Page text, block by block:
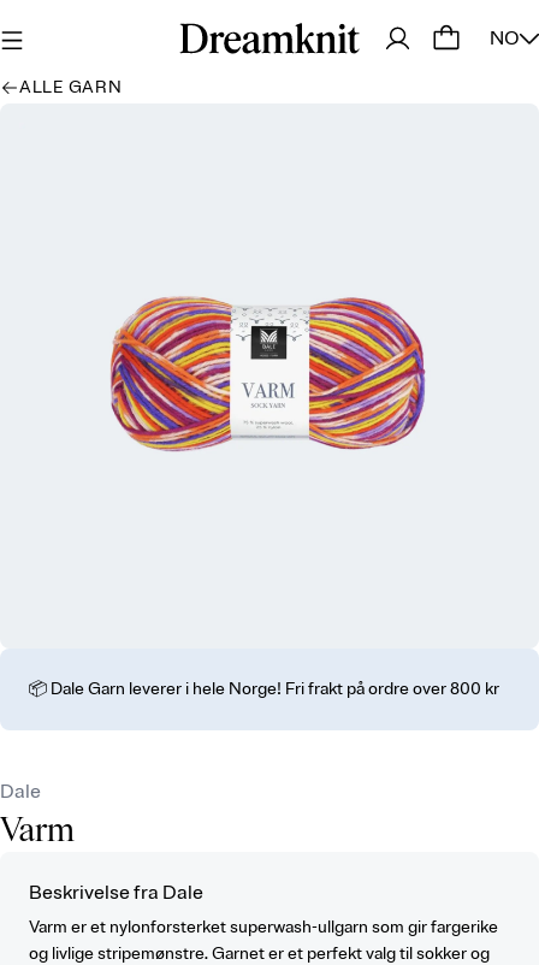
NO
ALLE GARN
📦 Dale Garn leverer i hele Norge! Fri frakt på ordre over 800 kr
Dale
Varm
Beskrivelse fra Dale
Varm er et nylonforsterket superwash-ullgarn som gir fargerike
og livlige stripemønstre. Garnet er et perfekt valg til sokker og